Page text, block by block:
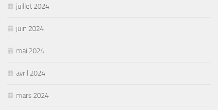
juillet 2024
juin 2024
mai 2024
avril 2024
mars 2024